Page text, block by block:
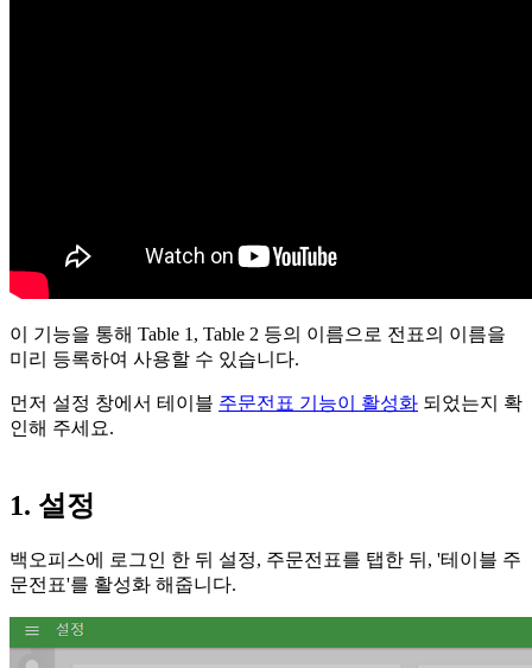
이 기능을 통해 Table 1, Table 2 등의 이름으로 전표의 이름을
미리 등록하여 사용할 수 있습니다.
먼저 설정 창에서 테이블 주문전표 기능이 활성화 되었는지 확
인해 주세요.
1. 설정
백오피스에 로그인 한 뒤 설정, 주문전표를 탭한 뒤, '테이블 주
문전표'를 활성화 해줍니다.